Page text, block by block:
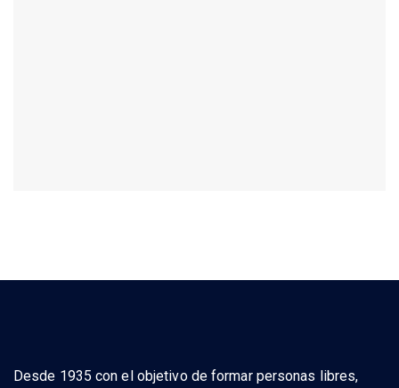
Desde 1935 con el objetivo de formar personas libres,